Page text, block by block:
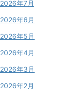
2026年7月
2026年6月
2026年5月
2026年4月
2026年3月
2026年2月